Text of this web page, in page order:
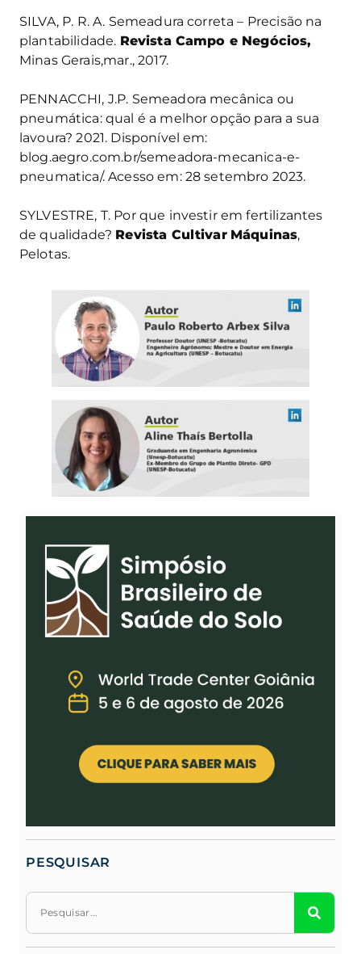
SILVA, P. R. A. Semeadura correta – Precisão na
plantabilidade. Revista Campo e Negócios,
Minas Gerais,mar., 2017.
PENNACCHI, J.P. Semeadora mecânica ou
pneumática: qual é a melhor opção para a sua
lavoura? 2021. Disponível em:
blog.aegro.com.br/semeadora-mecanica-e-
pneumatica/. Acesso em: 28 setembro 2023.
SYLVESTRE, T. Por que investir em fertilizantes
de qualidade? Revista Cultivar Máquinas,
Pelotas.
PESQUISAR